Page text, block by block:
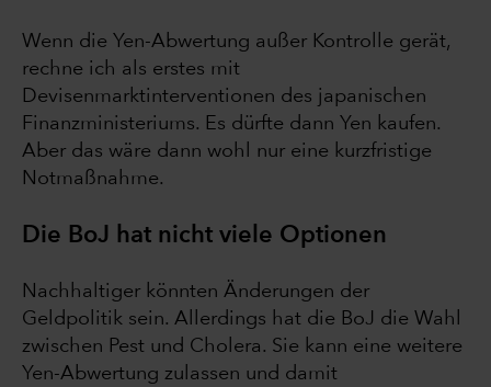
Wenn die Yen-Abwertung außer Kontrolle gerät,
rechne ich als erstes mit
Devisenmarktinterventionen des japanischen
Finanzministeriums. Es dürfte dann Yen kaufen.
Aber das wäre dann wohl nur eine kurzfristige
Notmaßnahme.
Die BoJ hat nicht viele Optionen
Nachhaltiger könnten Änderungen der
Geldpolitik sein. Allerdings hat die BoJ die Wahl
zwischen Pest und Cholera. Sie kann eine weitere
Yen-Abwertung zulassen und damit